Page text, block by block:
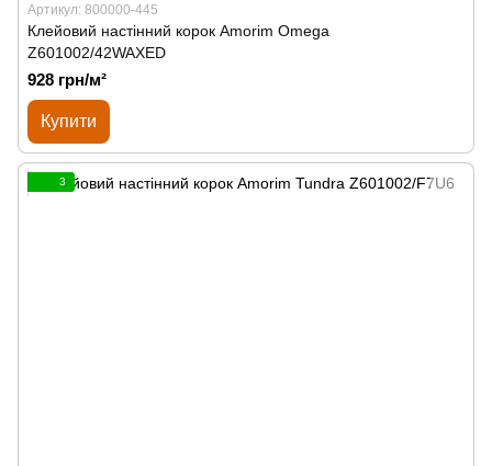
Артикул: 800000-445
Клейовий настінний корок Amorim Omega
Z601002/42WAXED
928 грн/м²
Купити
3